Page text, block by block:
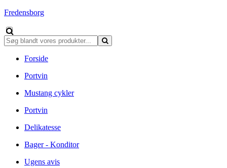
Fredensborg
Forside
Portvin
Mustang cykler
Portvin
Delikatesse
Bager - Konditor
Ugens avis